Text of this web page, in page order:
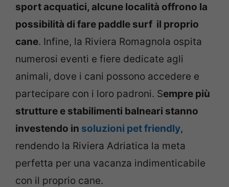
sport acquatici, alcune località offrono la
possibilità di fare paddle surf il proprio
cane. Infine, la Riviera Romagnola ospita
numerosi eventi e fiere dedicate agli
animali, dove i cani possono accedere e
partecipare con i loro padroni. Sempre più
strutture e stabilimenti balneari stanno
investendo in soluzioni pet friendly,
rendendo la Riviera Adriatica la meta
perfetta per una vacanza indimenticabile
con il proprio cane.